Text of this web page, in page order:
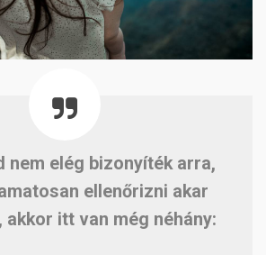
nem elég bizonyíték arra,
ellenőrizni akar
akkor itt van még néhány: